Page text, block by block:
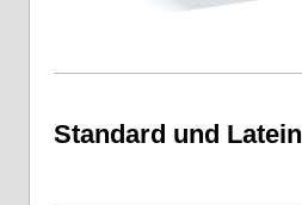
Standard und Latein